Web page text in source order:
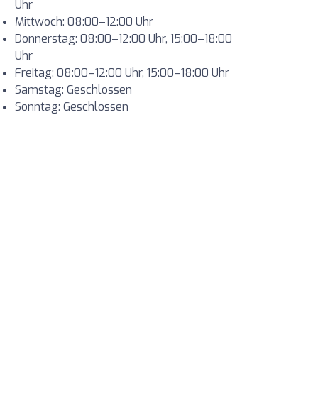
Uhr
Mittwoch: 08:00–12:00 Uhr
Donnerstag: 08:00–12:00 Uhr, 15:00–18:00
Uhr
Freitag: 08:00–12:00 Uhr, 15:00–18:00 Uhr
Samstag: Geschlossen
Sonntag: Geschlossen